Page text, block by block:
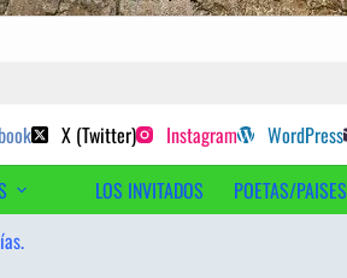
y poetas sugeridos
X (Twitter) Instagram WordPress
LOS INVITADOS POETAS/PAISES